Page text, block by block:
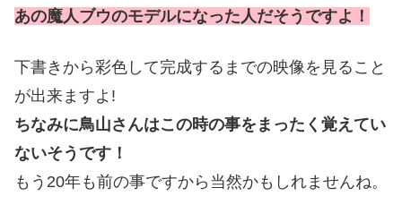
あの魔人ブウのモデルになった人だそうですよ！
下書きから彩色して完成するまでの映像を見ること
が出来ますよ!
ちなみに鳥山さんはこの時の事をまったく覚えてい
ないそうです！
もう20年も前の事ですから当然かもしれませんね。